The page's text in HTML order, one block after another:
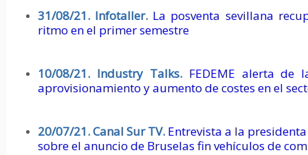
31/08/21. Infotaller. La posventa sevillana
ritmo en el primer semestre
10/08/21. Industry Talks. FEDEME alerta de
aprovisionamiento y aumento de costes en el
20/07/21. Canal Sur TV. Entrevista a la presidenta
sobre el anuncio de Bruselas fin vehículos de